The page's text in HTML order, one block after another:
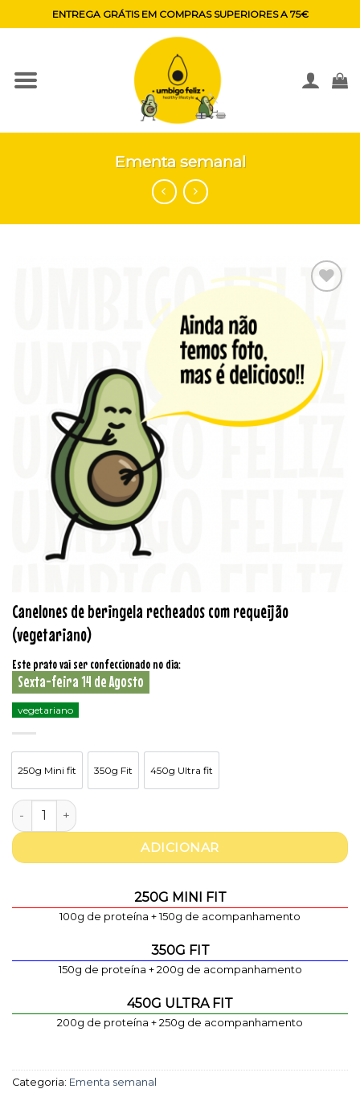
to
ENTREGA GRÁTIS EM COMPRAS SUPERIORES A 75€
Ementa semanal
Adicionar
aos
favoritos
Canelones de beringela recheados com requeijão
(vegetariano)
Este prato vai ser confeccionado no dia:
Sexta-feira 14 de Agosto
vegetariano
250g Mini fit250g Mini fit
350g Fit350g Fit450g Ultra fit450g Ultra fit
Quantidade de Canelones de beringela recheados com
ADICIONAR
250G MINI FIT
100g de proteína + 150g de acompanhamento
350G FIT
150g de proteína + 200g de acompanhamento
450G ULTRA FIT
200g de proteína + 250g de acompanhamento
Categoria: Ementa semanal